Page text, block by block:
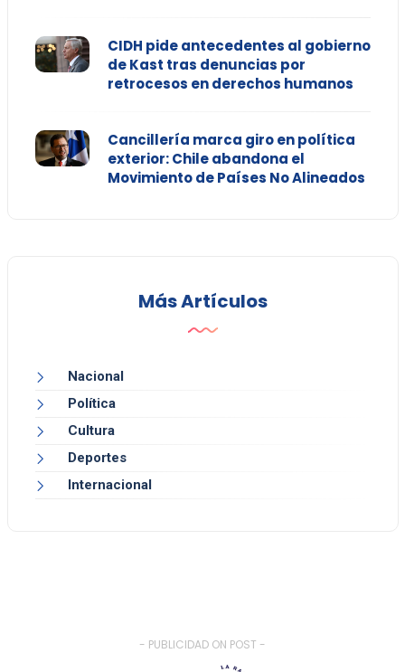
CIDH pide antecedentes al gobierno
de Kast tras denuncias por
retrocesos en derechos humanos
Cancillería marca giro en política
exterior: Chile abandona el
Movimiento de Países No Alineados
Más Artículos
Nacional
Política
Cultura
Deportes
Internacional
- PUBLICIDAD ON POST -